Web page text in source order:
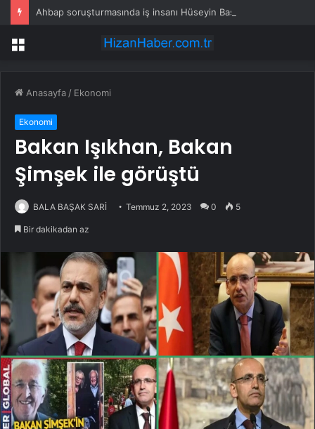
Menü
Anasayfa / Ekonomi
Ekonomi
Bakan Işıkhan, Bakan
Şimşek ile görüştü
BALA BAŞAK SARİ Temmuz 2, 2023 0 5
Bir dakikadan az